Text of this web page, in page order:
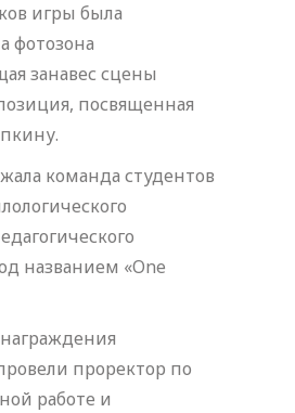
игры была
фотозона
занавес сцены
посвященная
команда студентов
названием «One
проректор по
работе и